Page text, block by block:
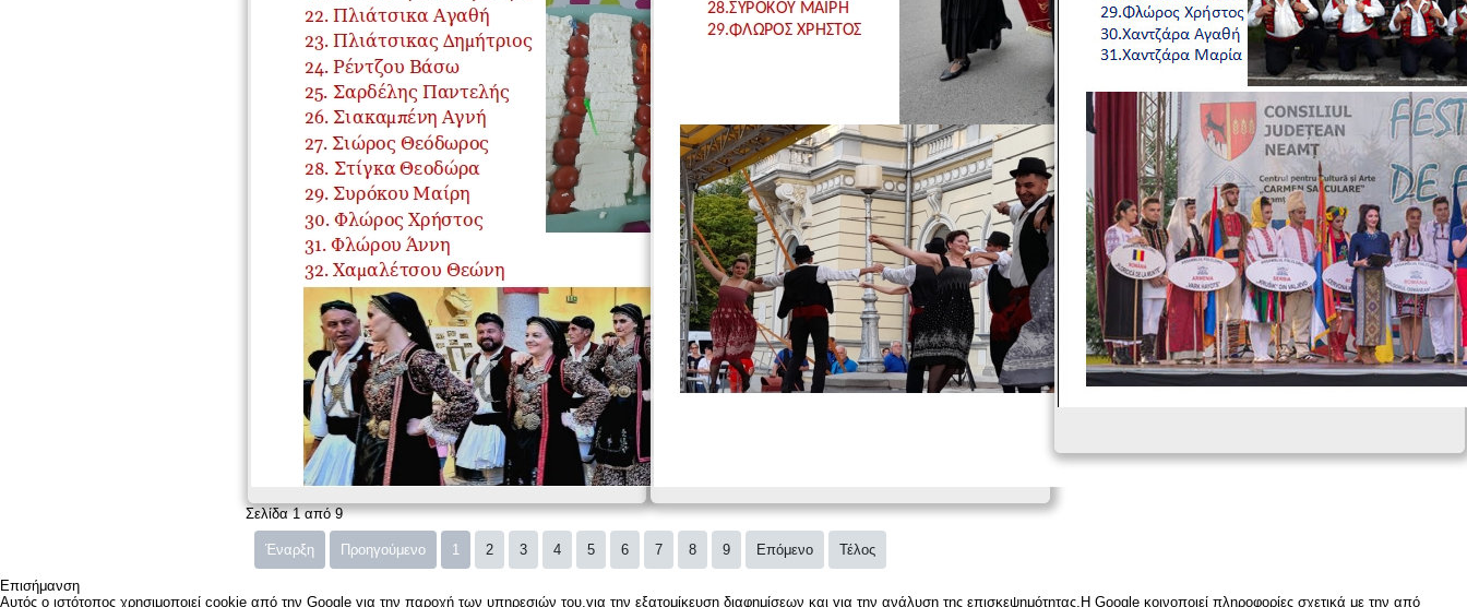
Σελίδα 1 από 9
Έναρξη Προηγούμενο 1 2 3 4 5 6 7 8 9 Επόμενο Τέλος
Επισήμανση
Αυτός ο ιστότοπος χρησιμοποιεί cookie από την Google για την παροχή των υπηρεσιών του,για την εξατομίκευση διαφημίσεων και για την ανάλυση της επισκεψημότητας.Η Google κοινοποιεί πληροφορίες σχετικά με την από